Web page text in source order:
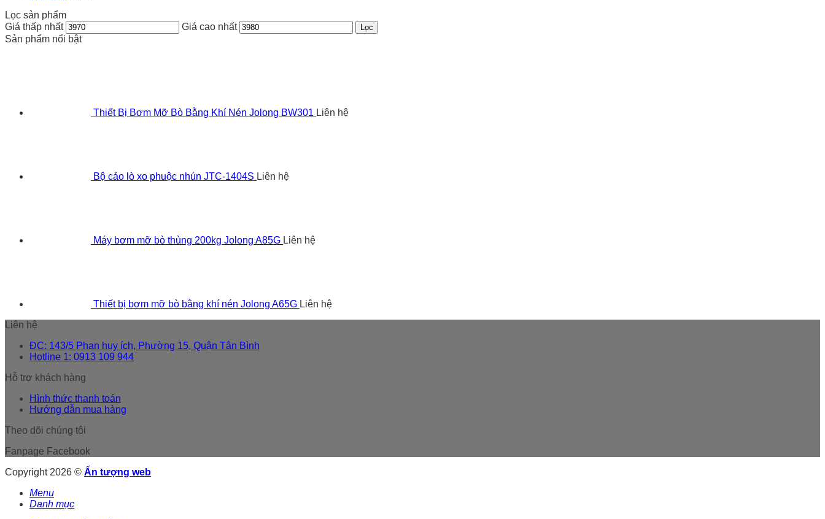
Lọc sản phẩm
Giá thấp nhất
Giá cao nhất Lọc
Sản phẩm nổi bật
Thiết Bị Bơm Mỡ Bò Bằng Khí Nén Jolong BW301 Liên hệ
Bộ cảo lò xo phuộc nhún JTC-1404S Liên hệ
Máy bơm mỡ bò thùng 200kg Jolong A85G Liên hệ
Thiết bị bơm mỡ bò bằng khí nén Jolong A65G Liên hệ
Liên hệ
ĐC: 143/5 Phan huy ích, Phường 15, Quận Tân Bình
Hotline 1: 0913 109 944
Hỗ trợ khách hàng
Hình thức thanh toán
Hướng dẫn mua hàng
Theo dõi chúng tôi
Fanpage Facebook
Copyright 2026 © Ấn tượng web
Menu
Danh mục